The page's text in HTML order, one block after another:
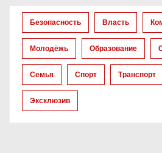
з
а
п
и
с
Безопасность Власть
Молодёжь Образование
Семья Спорт Транспорт
Эксклюзив